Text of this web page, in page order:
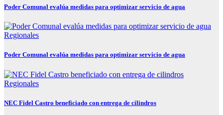
Poder Comunal evalúa medidas para optimizar servicio de agua
Regionales
Poder Comunal evalúa medidas para optimizar servicio de agua
Regionales
NEC Fidel Castro beneficiado con entrega de cilindros